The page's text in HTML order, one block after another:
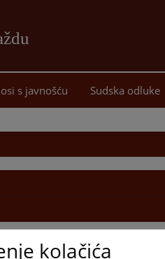
sadržaj
s javnošću Sudska odluke
kolačića